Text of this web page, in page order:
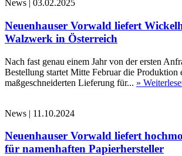
News | 03.02.2025
Neuenhauser Vorwald liefert
Walzwerk in Österreich
Nach fast genau einem Jahr von der ersten
Bestellung startet Mitte Februar die Produktion
maßgeschneiderten Lieferung für... »
News | 11.10.2024
Neuenhauser Vorwald liefert
für namenhaften Papierhersteller